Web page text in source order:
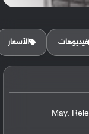
فيديوهات الأسعار